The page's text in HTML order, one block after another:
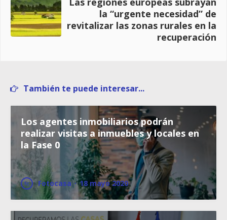
la “urgente necesidad” de
revitalizar las zonas rurales en la
recuperación
También te puede interesar...
Los agentes inmobiliarios podrán
realizar visitas a inmuebles y locales en
la Fase 0
Fotocasa · 18 mayo 2020